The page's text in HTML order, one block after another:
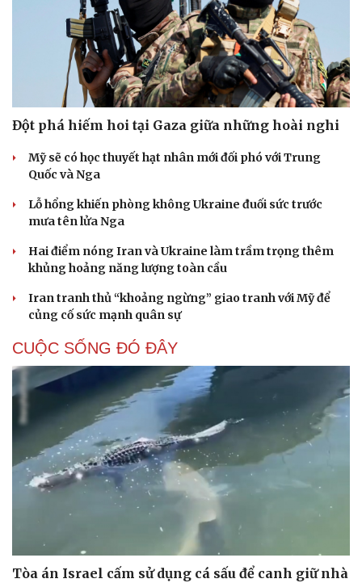
Đột phá hiếm hoi tại Gaza giữa những hoài nghi
Mỹ sẽ có học thuyết hạt nhân mới đối phó với Trung
Quốc và Nga
Lỗ hổng khiến phòng không Ukraine đuối sức trước
mưa tên lửa Nga
Hai điểm nóng Iran và Ukraine làm trầm trọng thêm
khủng hoảng năng lượng toàn cầu
Iran tranh thủ “khoảng ngừng” giao tranh với Mỹ để
củng cố sức mạnh quân sự
CUỘC SỐNG ĐÓ ĐÂY
Tòa án Israel cấm sử dụng cá sấu để canh giữ nhà